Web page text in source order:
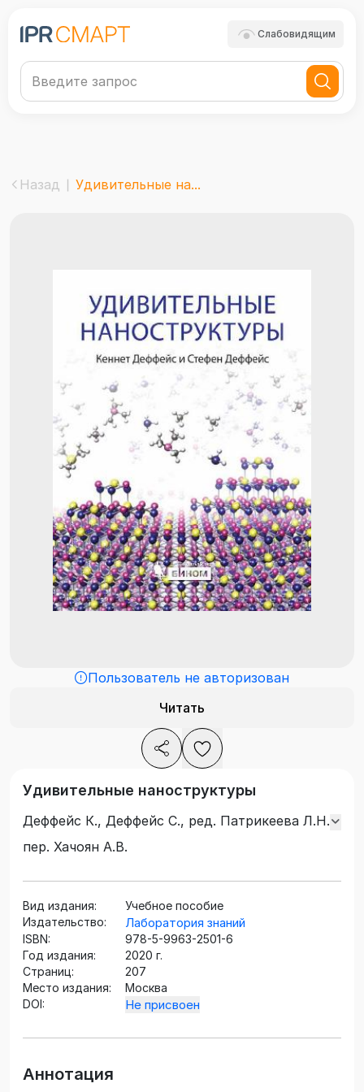
Слабовидящим
Назад Удивительные на...
Пользователь не авторизован
Читать
Удивительные наноструктуры
Деффейс К., Деффейс С., ред. Патрикеева Л.Н.
пер. Хачоян А.В.
Вид издания:
Учебное пособие
Издательство:
Лаборатория знаний
ISBN:
978-5-9963-2501-6
Год издания:
2020 г.
Страниц:
207
Место издания:
Москва
DOI:
Не присвоен
Аннотация